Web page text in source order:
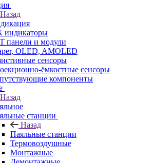
Назад
панели и модули
OLED, AMOLED
сенсоры
ёмкостные сенсоры
компоненты
Назад
станции
Назад
Паяльные станции
Термовоздушные
Монтажные